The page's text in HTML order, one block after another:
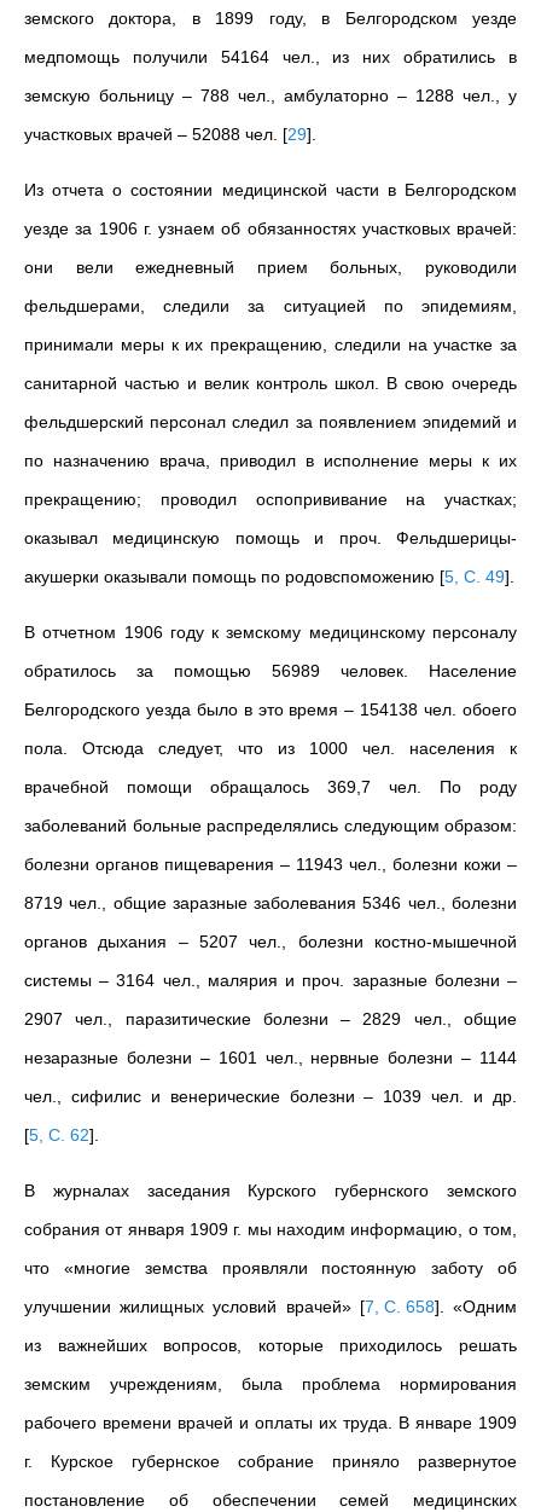
земского доктора, в 1899 году, в Белгородском уезде
медпомощь получили 54164 чел., из них обратились в
земскую больницу – 788 чел., амбулаторно – 1288 чел., у
участковых врачей – 52088 чел. [29]
Из отчета о состоянии медицинской части в Белгородском
уезде за 1906 г. узнаем об обязанностях участковых врачей:
они вели ежедневный прием больных, руководили
фельдшерами, следили за ситуацией по эпидемиям,
принимали меры к их прекращению, следили на участке за
санитарной частью и велик контроль школ. В свою очередь
фельдшерский персонал следил за появлением эпидемий и
по назначению врача, приводил в исполнение меры к их
прекращению; проводил оспопрививание на участках;
оказывал медицинскую помощь и проч. Фельдшерицы-
акушерки оказывали помощь по родовспоможению [5, С. 49]
В отчетном 1906 году к земскому медицинскому персоналу
обратилось за помощью 56989 человек. Население
Белгородского уезда было в это время – 154138 чел. обоего
пола. Отсюда следует, что из 1000 чел. населения к
врачебной помощи обращалось 369,7 чел. По роду
заболеваний больные распределялись следующим образом:
болезни органов пищеварения – 11943 чел., болезни кожи –
8719 чел., общие заразные заболевания 5346 чел., болезни
органов дыхания – 5207 чел., болезни костно-мышечной
системы – 3164 чел., малярия и проч. заразные болезни –
2907 чел., паразитические болезни – 2829 чел., общие
незаразные болезни – 1601 чел., нервные болезни – 1144
чел., сифилис и венерические болезни – 1039 чел. и др.
[5, С. 62]
В журналах заседания Курского губернского земского
собрания от января 1909 г. мы находим информацию, о том,
что «многие земства проявляли постоянную заботу об
улучшении жилищных условий врачей» [7, С. 658] . «Одним
из важнейших вопросов, которые приходилось решать
земским учреждениям, была проблема нормирования
рабочего времени врачей и оплаты их труда. В январе 1909
г. Курское губернское собрание приняло развернутое
постановление об обеспечении семей медицинских